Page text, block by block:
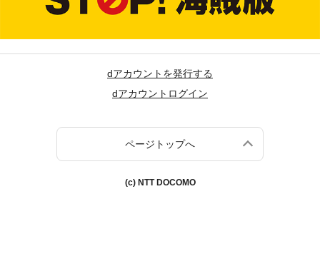
dアカウントを発行する
dアカウントログイン
ページトップへ
(c) NTT DOCOMO